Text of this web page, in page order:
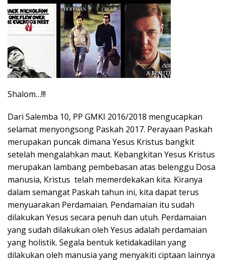
Shalom…!!!
Dari Salemba 10, PP GMKI 2016/2018 mengucapkan
selamat menyongsong Paskah 2017. Perayaan Paskah
merupakan puncak dimana Yesus Kristus bangkit
setelah mengalahkan maut. Kebangkitan Yesus Kristus
merupakan lambang pembebasan atas belenggu Dosa
manusia, Kristus telah memerdekakan kita. Kiranya
dalam semangat Paskah tahun ini, kita dapat terus
menyuarakan Perdamaian. Pendamaian itu sudah
dilakukan Yesus secara penuh dan utuh. Perdamaian
yang sudah dilakukan oleh Yesus adalah perdamaian
yang holistik. Segala bentuk ketidakadilan yang
dilakukan oleh manusia yang menyakiti ciptaan lainnya